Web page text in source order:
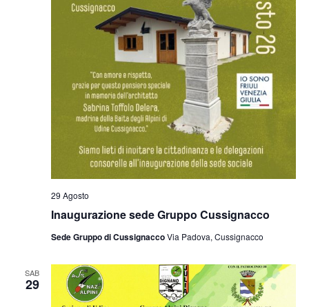
Inaugurazione sede Gruppo Cussignacco
29 Agosto
Sede Gruppo di CussignaccoVia Padova, Cussignacco
SAB
29